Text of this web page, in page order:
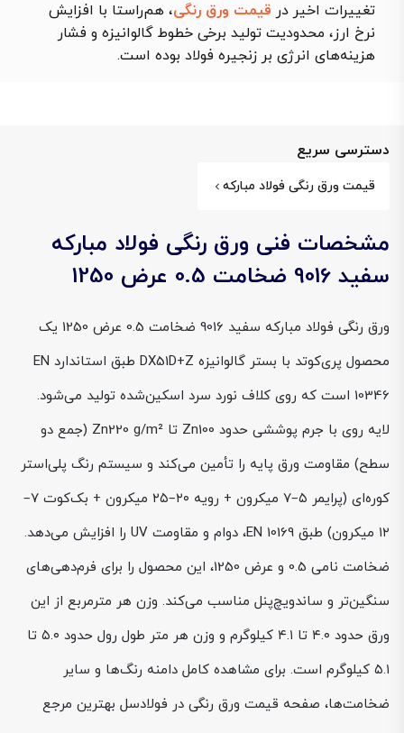
تغییرات اخیر در قیمت ورق رنگی، هم‌راستا با افزایش
نرخ ارز، محدودیت تولید برخی خطوط گالوانیزه و فشار
هزینه‌های انرژی بر زنجیره فولاد بوده است.
دسترسی سریع
قیمت ورق رنگی فولاد مبارکه
مشخصات فنی ورق رنگی فولاد مبارکه
سفید 9016 ضخامت 0.5 عرض 1250
ورق رنگی فولاد مبارکه سفید 9016 ضخامت 0.5 عرض 1250 یک
محصول پری‌کوتد با بستر گالوانیزه DX51D+Z طبق استاندارد EN
10346 است که روی کلاف نورد سرد اسکین‌شده تولید می‌شود.
لایه روی با جرم پوششی حدود Zn100 تا Zn220 g/m² (جمع دو
سطح) مقاومت ورق پایه را تأمین می‌کند و سیستم رنگ پلی‌استر
کوره‌ای (پرایمر ۵–۷ میکرون + رویه ۲۰–۲۵ میکرون + بک‌کوت ۷–
۱۲ میکرون) طبق EN 10169، دوام و مقاومت UV را افزایش می‌دهد.
ضخامت نامی 0.5 و عرض 1250، این محصول را برای فرم‌دهی‌های
سنگین‌تر و ساندویچ‌پنل مناسب می‌کند. وزن هر مترمربع از این
ورق حدود ۴.۰ تا ۴.۱ کیلوگرم و وزن هر متر طول رول حدود ۵.۰ تا
۵.۱ کیلوگرم است. برای مشاهده کامل دامنه رنگ‌ها و سایر
ضخامت‌ها، صفحه قیمت ورق رنگی در فولادسل بهترین مرجع